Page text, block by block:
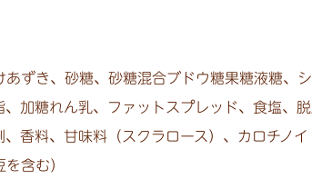
ずき、砂糖、砂糖混合ブドウ糖果糖液糖、
、加糖れん乳、ファットスプレッド、食塩、
香料、甘味料（スクラロース）、カロチノイ
含む）